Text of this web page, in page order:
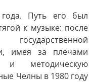
Путь его был
к музыке: после
имея за плечами
и методическую
Челны в 1980 году